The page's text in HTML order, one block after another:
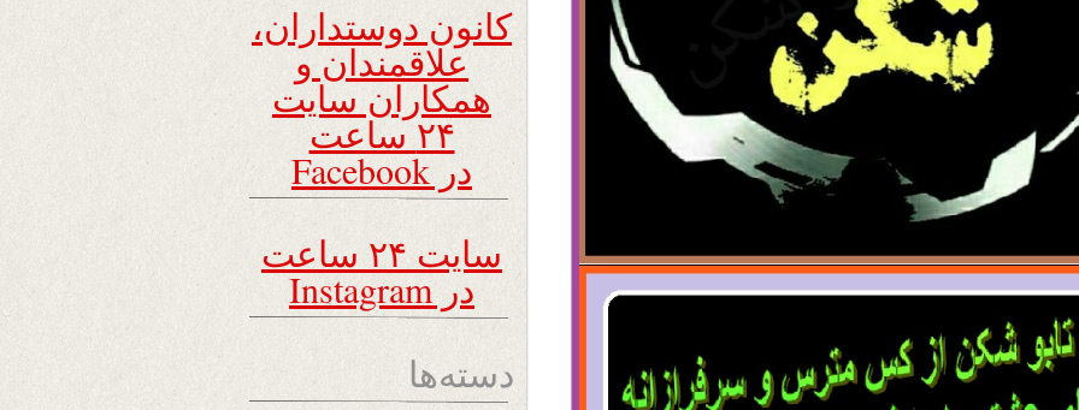
کانون دوستداران،
علاقمندان و
همکاران سایت
۲۴ ساعت
در Facebook
سایت ۲۴ ساعت
در Instagram
دسته‌ها